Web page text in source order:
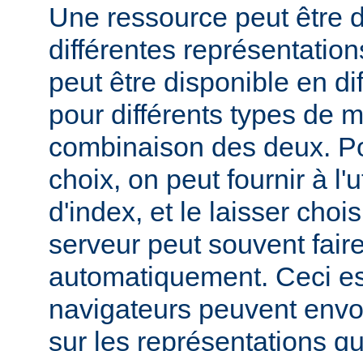
Une ressource peut être
différentes
peut être disponible en
pour différents types de
combinaison des deux.
choix, on peut fournir à
d'index, et le laisser
serveur peut souvent
automatiquement. Ceci
navigateurs peuvent
sur les représentations